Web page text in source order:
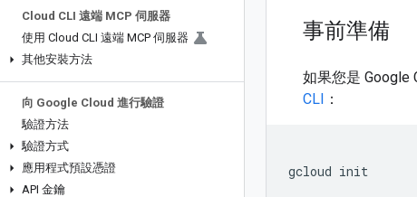
Cloud CLI 遠端 MCP 伺服器
使用 Cloud CLI 遠端 MCP 伺服器
其他安裝方法
向 Google Cloud 進行驗證
驗證方法
驗證方式
應用程式預設憑證
API 金鑰
事前準備
如果您是 Google
CLI ：
gcloud